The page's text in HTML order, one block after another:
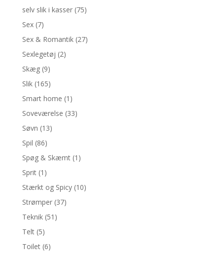
selv slik i kasser (75)
Sex (7)
Sex & Romantik (27)
Sexlegetøj (2)
Skæg (9)
Slik (165)
Smart home (1)
Soveværelse (33)
Søvn (13)
Spil (86)
Spøg & Skæmt (1)
Sprit (1)
Stærkt og Spicy (10)
Strømper (37)
Teknik (51)
Telt (5)
Toilet (6)